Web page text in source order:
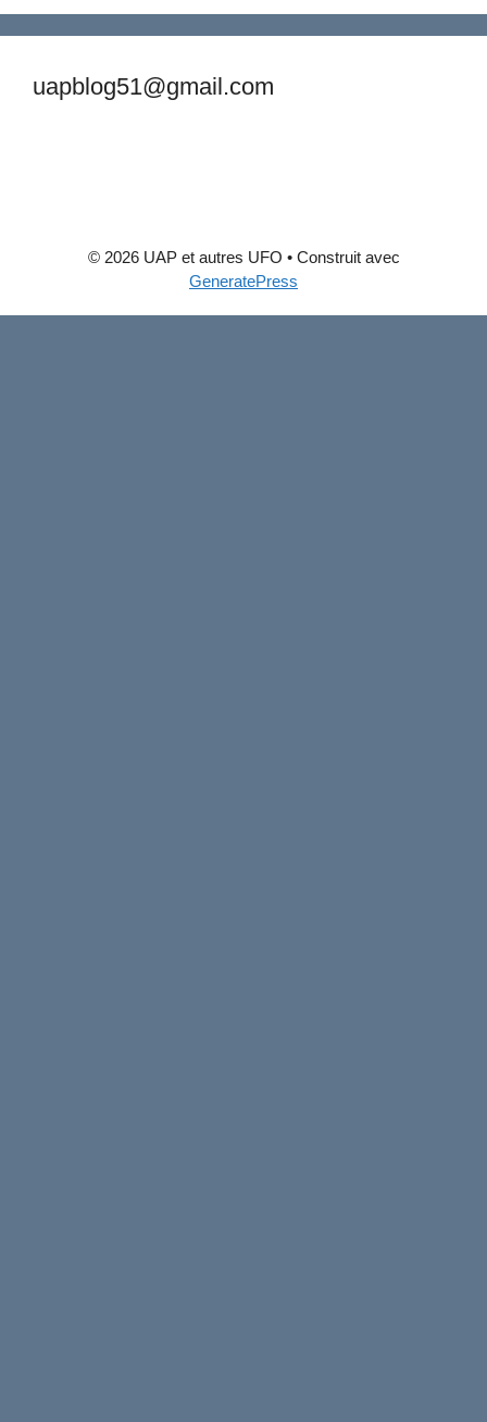
uapblog51@gmail.com
© 2026 UAP et autres UFO • Construit avec
GeneratePress